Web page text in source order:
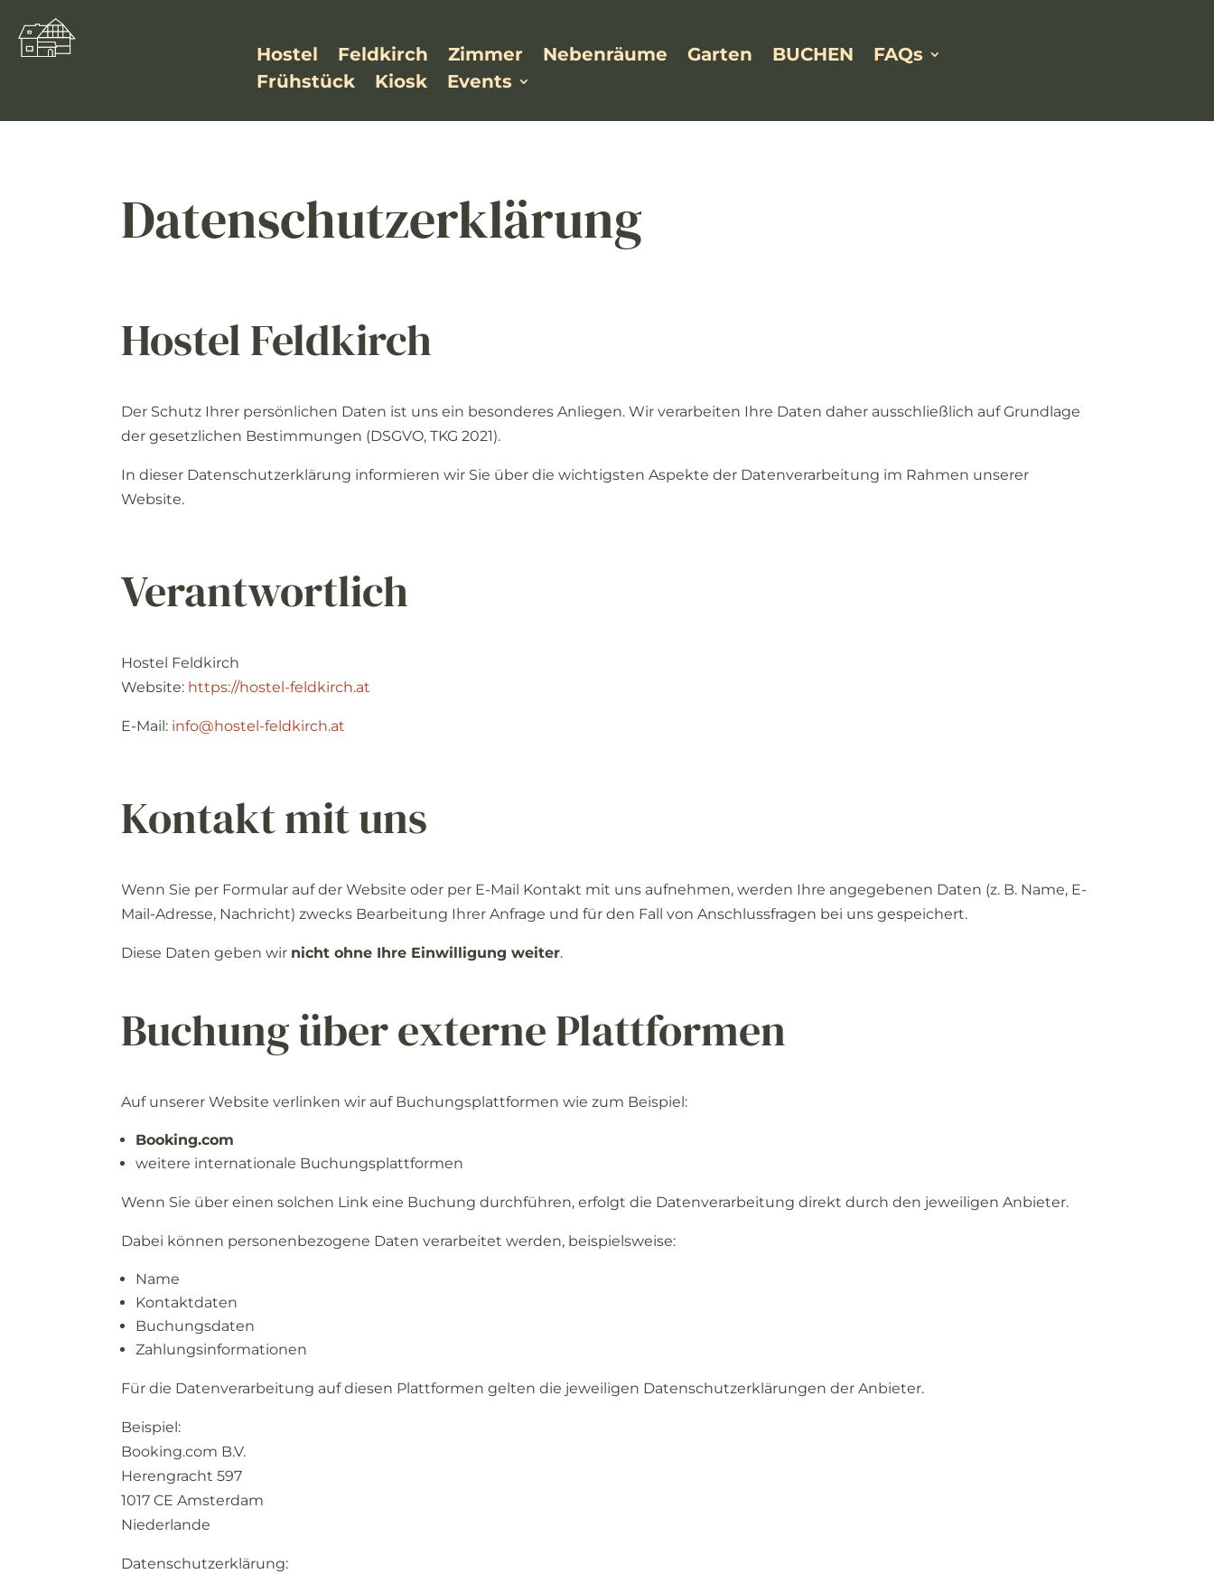
Hostel Feldkirch Zimmer Nebenräume Garten BUCHEN
FAQs
Frühstück
Kiosk Events
Datenschutzerklärung
Hostel Feldkirch
Der Schutz Ihrer persönlichen Daten ist unsein besonderesAnliegen.Wirverarbeiten Ihre Datendaher ausschließlich aufGrundlage
dergesetzlichen Bestimmungen (DSGVO,TKG2021).
Indieser Datenschutzerklärung informierenwir Sie überdiewichtigstenAspekteder Datenverarbeitung im Rahmen unserer
Website.
Verantwortlich
Hostel Feldkirch
Website: https://hostel-feldkirch.at
E-Mail: info@hostel-feldkirch.at
Kontakt mit uns
Wenn Sie per Formular aufderWebsiteoder per E-Mail Kontakt mit uns aufnehmen,werden Ihre angegebenen Daten (z. B. Name, E-
Mail-Adresse, Nachricht)zwecks Bearbeitung IhrerAnfrage undfürden FallvonAnschlussfragen bei unsgespeichert.
Diese Datengebenwir nichtohne Ihre Einwilligungweiter.
BuchungüberexternePlattformen
Auf unsererWebsiteverlinkenwir auf Buchungsplattformenwiezum Beispiel:
Booking.com
weitere internationale Buchungsplattformen
Wenn Sie übereinensolchen Linkeine Buchungdurchführen,erfolgtdie Datenverarbeitungdirektdurchden jeweiligenAnbieter.
Dabei können personenbezogene Datenverarbeitetwerden, beispielsweise:
Name
Kontaktdaten
Buchungsdaten
Zahlungsinformationen
Fürdie Datenverarbeitung aufdiesen Plattformengeltendie jeweiligen DatenschutzerklärungenderAnbieter.
Beispiel:
Booking.com B.V.
Herengracht597
1017CEAmsterdam
Niederlande
Datenschutzerklärung: